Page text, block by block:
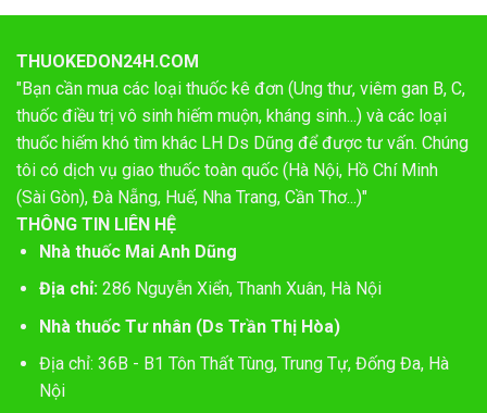
THUOKEDON24H.COM
"Bạn cần mua các loại thuốc kê đơn (Ung thư, viêm gan B, C,
thuốc điều trị vô sinh hiếm muộn, kháng sinh...) và các loại
thuốc hiếm khó tìm khác LH Ds Dũng để được tư vấn. Chúng
tôi có dịch vụ giao thuốc toàn quốc (Hà Nội, Hồ Chí Minh
(Sài Gòn), Đà Nẵng, Huế, Nha Trang, Cần Thơ...)"
THÔNG TIN LIÊN HỆ
Nhà thuốc Mai Anh Dũng
Địa chỉ:286 Nguyễn Xiển, Thanh Xuân, Hà Nội
Nhà thuốc Tư nhân (Ds Trần Thị Hòa)
Địa chỉ: 36B - B1 Tôn Thất Tùng, Trung Tự, Đống Đa, Hà
Nội